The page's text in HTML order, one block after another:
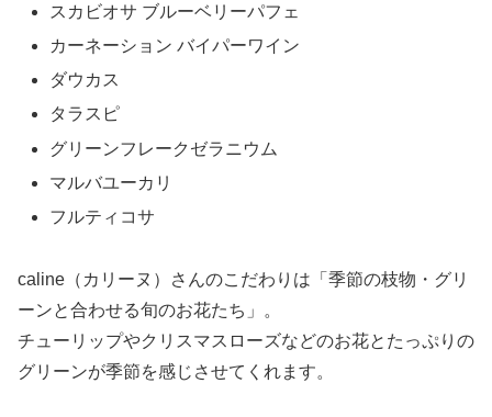
スカビオサ ブルーベリーパフェ
カーネーション バイパーワイン
ダウカス
タラスピ
グリーンフレークゼラニウム
マルバユーカリ
フルティコサ
caline（カリーヌ）さんのこだわりは「季節の枝物・グリ
ーンと合わせる旬のお花たち」。
チューリップやクリスマスローズなどのお花とたっぷりの
グリーンが季節を感じさせてくれます。